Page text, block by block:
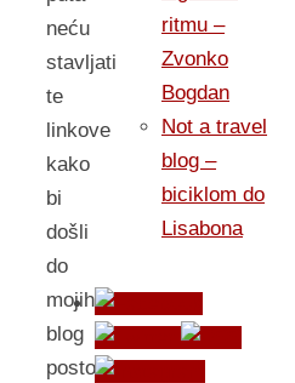
neću
stavljati
te
linkove
kako
bi
došli
do
mojih
blog
postova.
ritmu –
Zvonko
Bogdan
Not a travel
blog –
biciklom do
Lisabona